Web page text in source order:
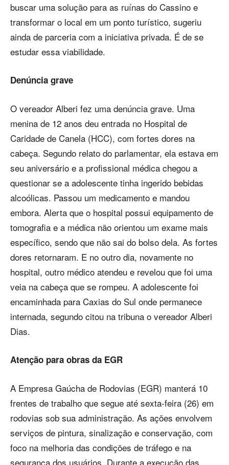
buscar uma solução para as ruínas do Cassino e
transformar o local em um ponto turístico, sugeriu
ainda de parceria com a iniciativa privada. É de se
estudar essa viabilidade.
Denúncia grave
O vereador Alberi fez uma denúncia grave. Uma
menina de 12 anos deu entrada no Hospital de
Caridade de Canela (HCC), com fortes dores na
cabeça. Segundo relato do parlamentar, ela estava em
seu aniversário e a profissional médica chegou a
questionar se a adolescente tinha ingerido bebidas
alcoólicas. Passou um medicamento e mandou
embora. Alerta que o hospital possui equipamento de
tomografia e a médica não orientou um exame mais
específico, sendo que não sai do bolso dela. As fortes
dores retornaram. E no outro dia, novamente no
hospital, outro médico atendeu e revelou que foi uma
veia na cabeça que se rompeu. A adolescente foi
encaminhada para Caxias do Sul onde permanece
internada, segundo citou na tribuna o vereador Alberi
Dias.
Atenção para obras da EGR
A Empresa Gaúcha de Rodovias (EGR) manterá 10
frentes de trabalho que segue até sexta-feira (26) em
rodovias sob sua administração. As ações envolvem
serviços de pintura, sinalização e conservação, com
foco na melhoria das condições de tráfego e na
segurança dos usuários. Durante a execução das